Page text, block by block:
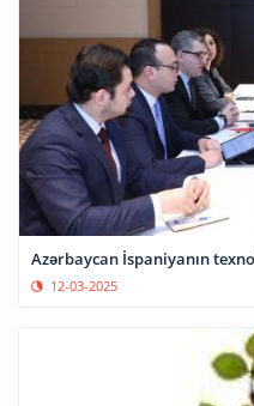
Azərbaycan İspaniyanın
12-03-2025